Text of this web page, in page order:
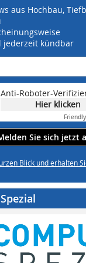
aus Hochbau,
jederzeit kündbar
Anti-Roboter-
Hier klicken
Friendly
Sie sich jetzt
Blick und erhalten